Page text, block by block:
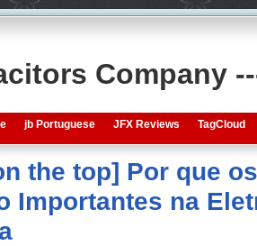
Company
jb Portuguese JFX Reviews TagCloud
the top] Por que
Importantes na